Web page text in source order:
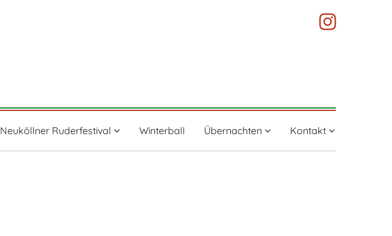
Neuköllner Ruderfestival Winterball Übernachten Kontakt